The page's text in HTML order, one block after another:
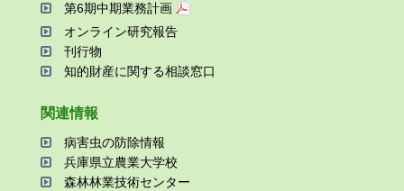
第6期中期業務計画
オンライン研究報告
刊⾏物
知的財産に関する相談窓⼝
関連情報
病害⾍の防除情報
兵庫県⽴農業⼤学校
森林林業技術センター